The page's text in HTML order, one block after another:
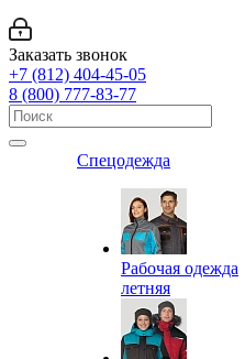
Заказать звонок
+7 (812) 404-45-05
8 (800) 777-83-77
Спецодежда
Рабочая одежда
летняя